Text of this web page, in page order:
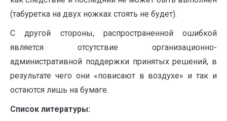
(табуретка на двух ножках стоять не будет).
С другой стороны, распространенной ошибкой
является отсутствие организационно-
административной поддержки принятых решений, в
результате чего они «повисают в воздухе» и так и
остаются лишь на бумаге.
Список литературы: